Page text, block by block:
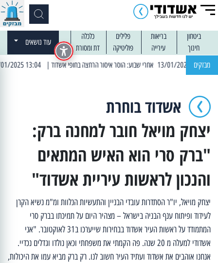
ביטחון בריאות פלילים
כלכלה
חינוך
עירייה פוליטיקה דת ומסורת
עוד נושאים
מבזקים | 13:04 14/01/2025 עובדים בלילות: עבודות קרצוף וריבוד אספלט
אשדוד בוחרת
יצחק מויאל חובר למחנה ברק:
"ברק סרי הוא האיש המתאים
והנכון לראשות עיריית אשדוד"
יצחק מויאל, יו"ר הסתדרות עובדי הבניין והתעשיות הנלוות ומ"מ נשיא הקרן
לעידוד ופיתוח ענף הבניה בישראל – מצהיר היום על תמיכתו בברק סרי
המתמודד על ראשות העיר אשדוד בבחירות שייערכו ב31 לאוקטובר. "אני
אשדודי למעלה מ 20 שנה. פה הקמתי את משפחתי וכאן נולדו וגדלים נכדיי.
אנחנו אוהבים את אשדוד ועתיד העיר חשוב לנו. רק ברק מביא עמו את היכולות,